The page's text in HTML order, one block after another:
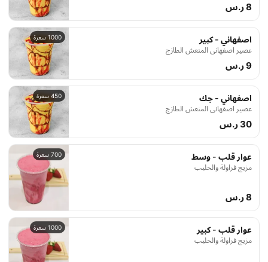
8 ر.س
1000 سعرة اصفهاني - كبير
عصير اصفهاني المنعش الطازج
9 ر.س
450 سعرة اصفهاني - جك
عصير اصفهاني المنعش الطازج
30 ر.س
700 سعرة عوار قلب - وسط
مزيج فراولة والحليب
8 ر.س
1000 سعرة عوار قلب - كبير
مزيج فراولة والحليب